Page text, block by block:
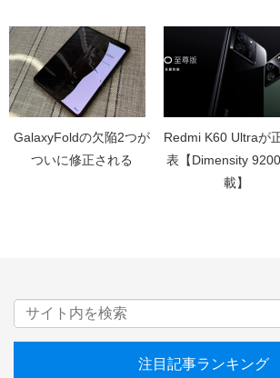
GalaxyFoldの欠陥2つが
ついに修正される
Redmi K60 Ultraが
表【Dimensity
載】
注目記事ランキング